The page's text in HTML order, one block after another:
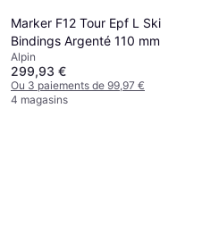
Atomic Skis De Randonnée
Backland 88 W 155 Cm
Femme
337,49 €
Ou 3 paiements de 112,49 €
4 magasins
Marker F12 Tour Epf L Ski
Bindings Argenté 110 mm
Alpin
299,93 €
Ou 3 paiements de 99,97 €
4 magasins